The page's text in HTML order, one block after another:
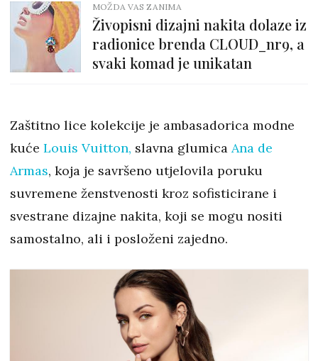
MOŽDA VAS ZANIMA
Živopisni dizajni nakita dolaze iz
radionice brenda CLOUD_nr9, a
svaki komad je unikatan
Zaštitno lice kolekcije je ambasadorica modne
kuće Louis Vuitton, slavna glumica Ana de
Armas, koja je savršeno utjelovila poruku
suvremene ženstvenosti kroz sofisticirane i
svestrane dizajne nakita, koji se mogu nositi
samostalno, ali i posloženi zajedno.